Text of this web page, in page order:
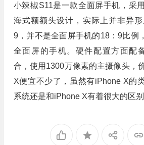
小辣椒S11是一款全面屏手机，采
海式额额头设计，实际上并非异形
9，并不是全面屏手机的18：9比例
全面屏的手机。硬件配置方面配
合，使用1300万像素的主摄像头，
X便宜不少了，虽然有iPhone X的
系统还是和iPhone X有着很大的区别